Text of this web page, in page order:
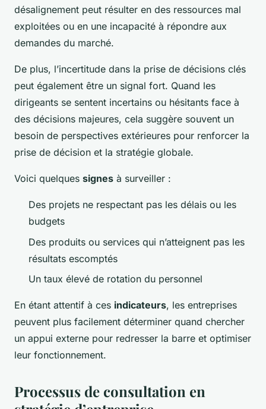
désalignement peut résulter en des ressources mal
exploitées ou en une incapacité à répondre aux
demandes du marché.
De plus, l’incertitude dans la prise de décisions clés
peut également être un signal fort. Quand les
dirigeants se sentent incertains ou hésitants face à
des décisions majeures, cela suggère souvent un
besoin de perspectives extérieures pour renforcer la
prise de décision et la stratégie globale.
Voici quelques signes à surveiller :
Des projets ne respectant pas les délais ou les
budgets
Des produits ou services qui n’atteignent pas les
résultats escomptés
Un taux élevé de rotation du personnel
En étant attentif à ces indicateurs, les entreprises
peuvent plus facilement déterminer quand chercher
un appui externe pour redresser la barre et optimiser
leur fonctionnement.
Processus de consultation en